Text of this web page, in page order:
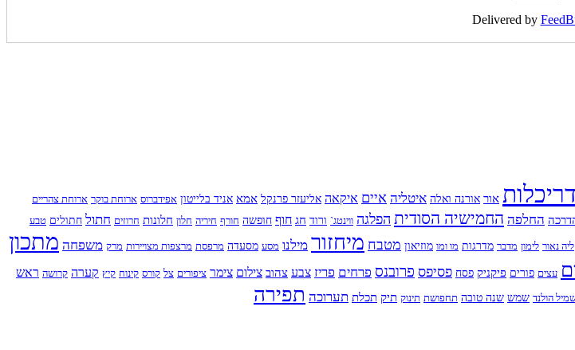
Delivered by
אור אורנה ואלה איטליה איים איקאה אליעזר פרנקל אמא אניד בלייטון אפידברוס ארוחת בוקר ארוחת צהריים
החלפה החמישיה הסודית הפלגה ווינטג` ורוד חג חוף חופשה חורף חיריה חלון חלונות חרוזים חתול חתולים טבע
ליה נאור לימון מדבר מדרגות מו ומו מוזיאון מטבח מיחזור מילנו מסע מסעדה מרפסת מרצפות מצויירות מרק משפחה מתכון
עצים פורים פיקניק פסח פסיפס פרובנס פרחים פריז צבע צהוב צילום צימר ציפורים צל קורס קינוח קיץ קערה קרושה ראש
הולנד שמש שנה טובה תחפושת תינוק תיק תכלת תערוכה תפירה